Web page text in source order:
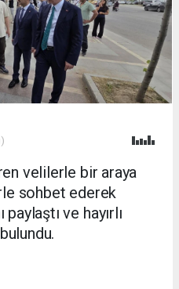
velilerle bir araya
sohbet ederek
paylaştı ve hayırlı